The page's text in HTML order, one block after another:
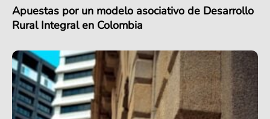
Apuestas por un modelo asociativo de Desarrollo
Rural Integral en Colombia